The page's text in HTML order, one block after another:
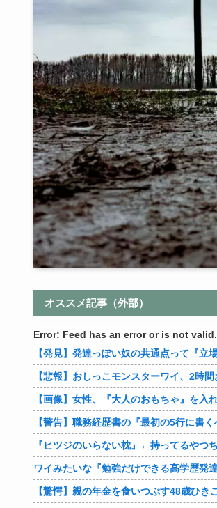
オススメ記事（外部）
Error: Feed has an error or is not valid.